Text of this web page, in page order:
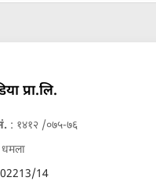
प्रा.लि.
: १४१२ /०७५-७६
14